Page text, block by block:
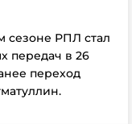
сезоне РПЛ стал
передач в 26
переход